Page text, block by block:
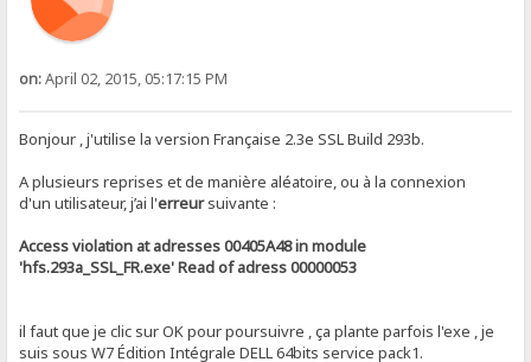
on:April 02, 2015, 05:17:15 PM
Bonjour , j'utilise la version Française 2.3e SSL Build 293b.
A plusieurs reprises et de manière aléatoire, ou à la connexion
d'un utilisateur, j’ai l'erreursuivante :
Access violation at adresses 00405A48 in module
'hfs.293a_SSL_FR.exe' Read of adress 00000053
il faut que je clic sur OK pour poursuivre , ça plante parfois l'exe , je
suis sous W7 Édition Intégrale DELL 64bits service pack1.